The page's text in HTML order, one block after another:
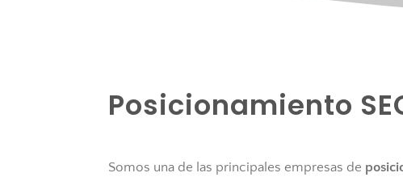
Posicionamiento
Somos una de las principales empresas de